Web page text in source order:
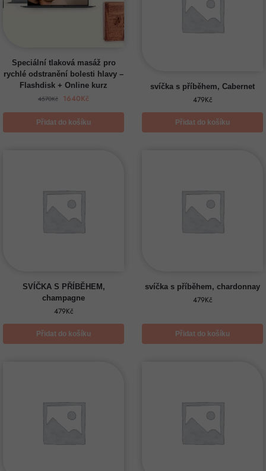
Speciální tlaková masáž pro
rychlé odstranění bolesti hlavy –
Flashdisk + Online kurz
4570Kč 1640Kč
Přidat do košíku
svíčka s příběhem, Cabernet
479Kč
Přidat do košíku
SVÍČKA S PŘÍBĚHEM,
champagne
479Kč
Přidat do košíku
svíčka s příběhem, chardonnay
479Kč
Přidat do košíku